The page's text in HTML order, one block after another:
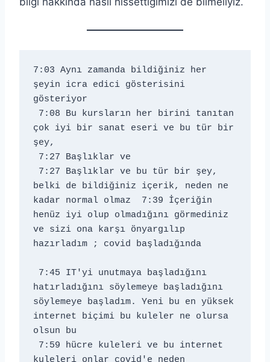
7:03 Aynı zamanda bildiğiniz her
şeyin icra edici gösterisini
gösteriyor
çok iyi bir sanat eseri ve bu tür bir
şey,
7:27 Başlıklar ve
belki de bildiğiniz içerik, neden ne
kadar normal olmaz
7:39 İçeriğin
henüz iyi olup olmadığını görmediniz
ve sizi ona karşı önyargılıp
hazırladım ; covid başladığında
hatırladığını söylemeye başladığını
söylemeye başladım. Yeni bu en yüksek
internet biçimi bu kuleler ne olursa
olsun bu
kuleleri onlar covid'e neden